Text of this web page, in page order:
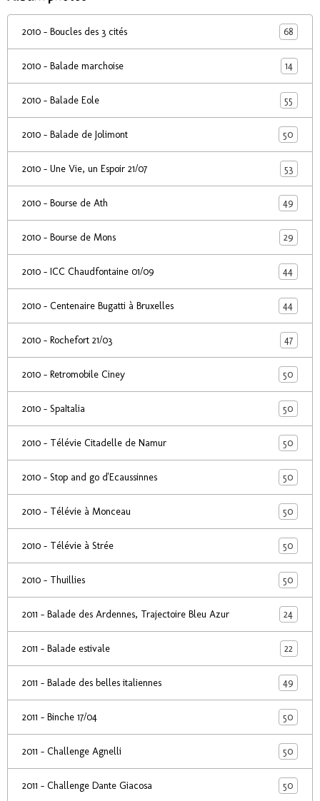
2010 - Boucles des 3 cités 68
2010 - Balade marchoise 14
2010 - Balade Eole 55
2010 - Balade de Jolimont 50
2010 - Une Vie, un Espoir 21/07 53
2010 - Bourse de Ath 49
2010 - Bourse de Mons 29
2010 - ICC Chaudfontaine 01/09 44
2010 - Centenaire Bugatti à Bruxelles 44
2010 - Rochefort 21/03 47
2010 - Retromobile Ciney 50
2010 - SpaItalia 50
2010 - Télévie Citadelle de Namur 50
2010 - Stop and go d'Ecaussinnes 50
2010 - Télévie à Monceau 50
2010 - Télévie à Strée 50
2010 - Thuillies 50
2011 - Balade des Ardennes, Trajectoire Bleu Azur 24
2011 - Balade estivale 22
2011 - Balade des belles italiennes 49
2011 - Binche 17/04 50
2011 - Challenge Agnelli 50
2011 - Challenge Dante Giacosa 50